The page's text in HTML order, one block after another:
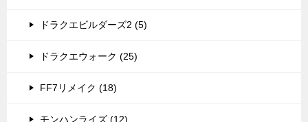
ドラクエビルダーズ2 (5)
ドラクエウォーク (25)
FF7リメイク (18)
モンハンライズ (12)